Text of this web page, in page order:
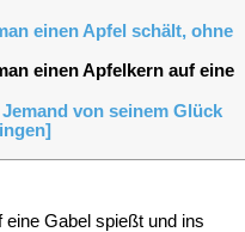
einen Apfel schält, ohne
einen Apfelkern auf eine
Jemand von seinem Glück
Gabel spießt und ins